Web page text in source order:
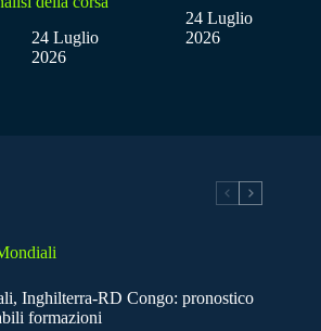
24 Luglio
2026
24 Luglio
2026
Inghilterra-RD Congo: pronostico
formazioni